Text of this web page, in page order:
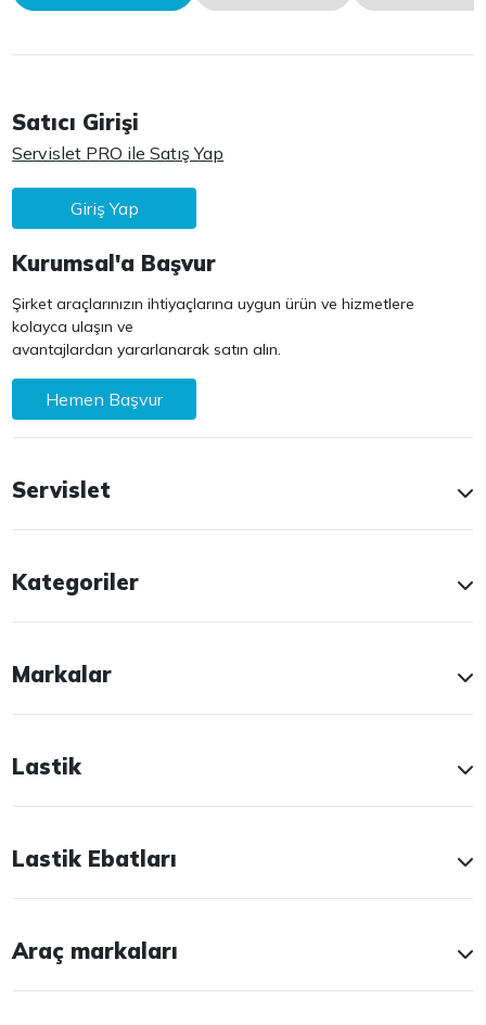
Satıcı Girişi
Servislet PRO ile Satış Yap
Giriş Yap
Kurumsal'a Başvur
Şirket araçlarınızın ihtiyaçlarına uygun ürün ve hizmetlere
kolayca ulaşın ve
avantajlardan yararlanarak satın alın.
Hemen Başvur
Servislet
Kategoriler
Markalar
Lastik
Lastik Ebatları
Araç markaları